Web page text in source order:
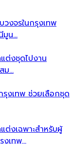
วงจรในกรุงเทพ
มูน…
ต่งชุดไปงาน
ม…
รุงเทพ ช่วยเลือกชุด
ต่งเฉพาะสำหรับผู้
งเทพ…